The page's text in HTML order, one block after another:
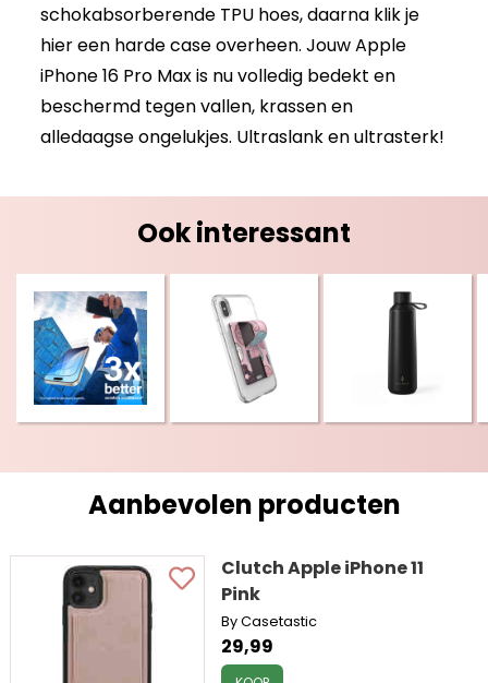
schokabsorberende TPU hoes, daarna klik je
hier een harde case overheen. Jouw Apple
iPhone 16 Pro Max is nu volledig bedekt en
beschermd tegen vallen, krassen en
alledaagse ongelukjes. Ultraslank en ultrasterk!
Ook interessant
Aanbevolen producten
Clutch Apple iPhone 11
Pink
By Casetastic
29,99